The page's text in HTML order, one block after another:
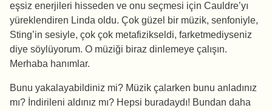
eşsiz enerjileri hisseden ve onu seçmesi için Cauldre’yı
yüreklendiren Linda oldu. Çok güzel bir müzik, senfoniyle,
Sting’in sesiyle, çok çok metafizikseldi, farketmediyseniz
diye söylüyorum. O müziği biraz dinlemeye çalışın.
Merhaba hanımlar.
Bunu yakalayabildiniz mi? Müzik çalarken bunu anladınız
mı? İndirileni aldınız mı? Hepsi buradaydı! Bundan daha